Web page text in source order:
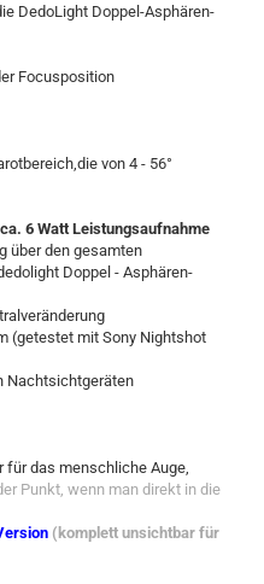
DedoLight Doppel-Asphären-
Focusposition
von 4 - 56°
6 Watt Leistungsaufnahme
über den gesamten
Doppel - Asphären-
(getestet mit Sony Nightshot
Nachtsichtgeräten
das menschliche Auge,
Punkt, wenn man direkt in die
(komplett unsichtbar für